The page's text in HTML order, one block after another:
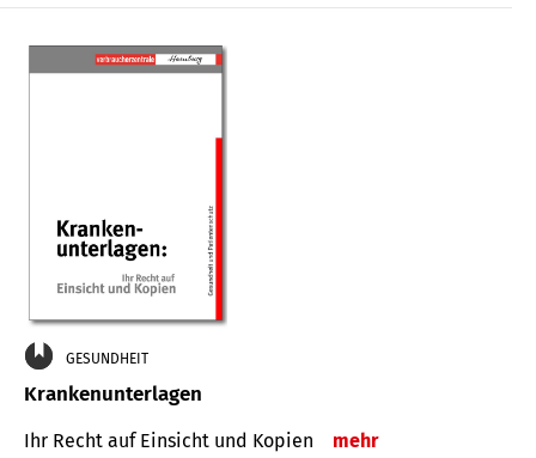
GESUNDHEIT
Krankenunterlagen
Ihr Recht auf Einsicht und Kopien mehr